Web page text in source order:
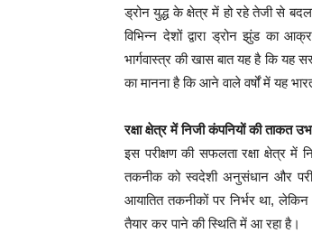
ड्रोन युद्ध के क्षेत्र में हो रहे तेजी से
विभिन्न देशों द्वारा ड्रोन झुंड का
भार्गवास्त्र की खास बात यह है कि यह
का मानना है कि आने वाले वर्षों में यह
रक्षा क्षेत्र में निजी कंपनियों की ताकत
इस परीक्षण की सफलता रक्षा क्षेत्र
तकनीक को स्वदेशी अनुसंधान और
आयातित तकनीकों पर निर्भर था,
तैयार कर पाने की स्थिति में आ रहा है।